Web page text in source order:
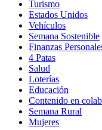
Turismo
Estados Unidos
Vehículos
Semana Sostenible
Finanzas
4 Patas
Salud
Loterías
Educación
Contenido en
Semana Rural
Mujeres